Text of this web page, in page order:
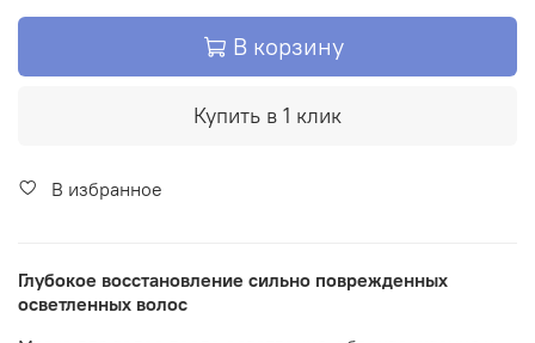
В корзину
Купить в 1 клик
В избранное
Глубокое восстановление сильно поврежденных
осветленных волос